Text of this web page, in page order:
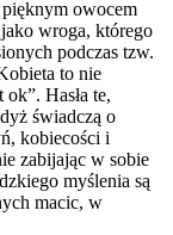
owocem
wroga, którego
podczas tzw.
to nie
Hasła te,
świadczą o
kobiecości i
zabijając w sobie
myślenia są
macic, w